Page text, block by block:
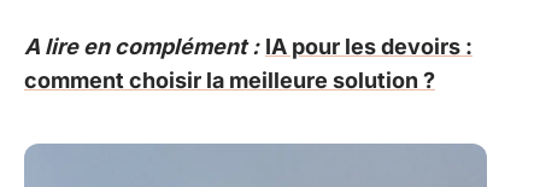
A lire en complément : IA pour les devoirs :
comment choisir la meilleure solution ?